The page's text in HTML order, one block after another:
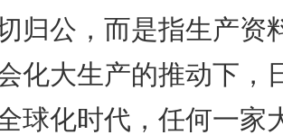
归公，而是指生产资
化大生产的推动下，
球化时代，任何一家